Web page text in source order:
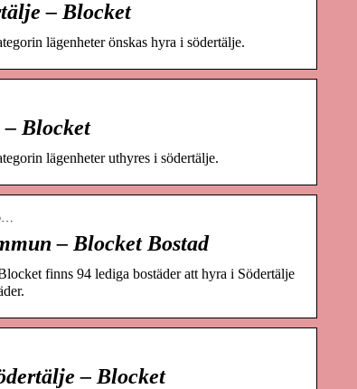
– Blocket
lägenheter önskas hyra i södertälje.
– Blocket
lägenheter uthyres i södertälje.
– Blocket Bostad
finns 94 lediga bostäder att hyra i Södertälje
– Blocket